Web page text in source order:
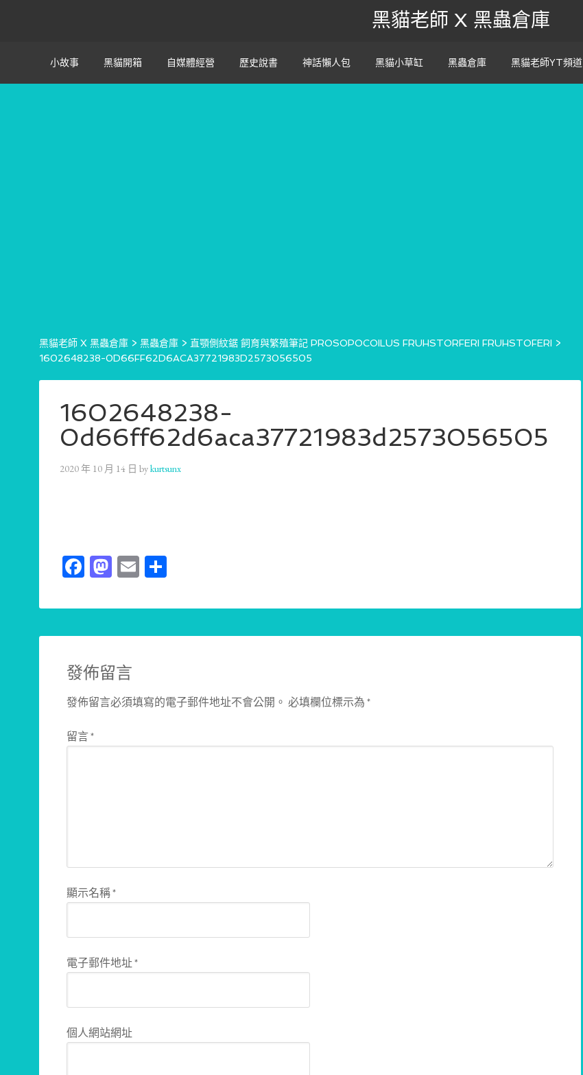
黑貓老師 X 黑蟲倉庫
小故事 黑貓開箱 自媒體經營 歷史說書 神話懶人包 黑貓小草缸 黑蟲倉庫 黑貓老師YT頻道
黑貓老師 X 黑蟲倉庫 > 黑蟲倉庫 > 直顎側紋鋸 飼育與繁殖筆記 PROSOPOCOILUS FRUHSTORFERI FRUHSTOFERI >
1602648238-0D66FF62D6ACA37721983D2573056505
1602648238-
0d66ff62d6aca37721983d2573056505
2020 年 10 月 14 日 bykurtsunx
Facebook
Mastodon
Email
發佈留言
發佈留言必須填寫的電子郵件地址不會公開。 必填欄位標示為*
留言*
顯示名稱*
電子郵件地址*
個人網站網址